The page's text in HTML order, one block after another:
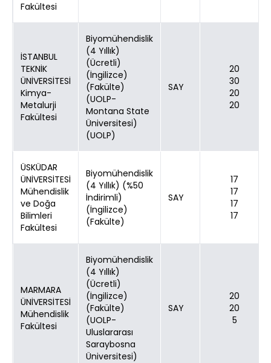
Fakültesi
İSTANBUL
TEKNİK
ÜNİVERSİTESİ
Kimya-
Metalurji
Fakültesi
Biyomühendislik
(4 Yıllık)
(Ücretli)
(İngilizce)
(Fakülte)
(UOLP-
Montana State
Üniversitesi)
(UOLP)
SAY
20
30
20
20
ÜSKÜDAR
ÜNİVERSİTESİ
Mühendislik
ve Doğa
Bilimleri
Fakültesi
Biyomühendislik
(4 Yıllık) (%50
İndirimli)
(İngilizce)
(Fakülte)
SAY
17
17
17
17
MARMARA
ÜNİVERSİTESİ
Mühendislik
Fakültesi
Biyomühendislik
(4 Yıllık)
(Ücretli)
(İngilizce)
(Fakülte)
(UOLP-
Uluslararası
Saraybosna
Üniversitesi)
SAY
20
20
5